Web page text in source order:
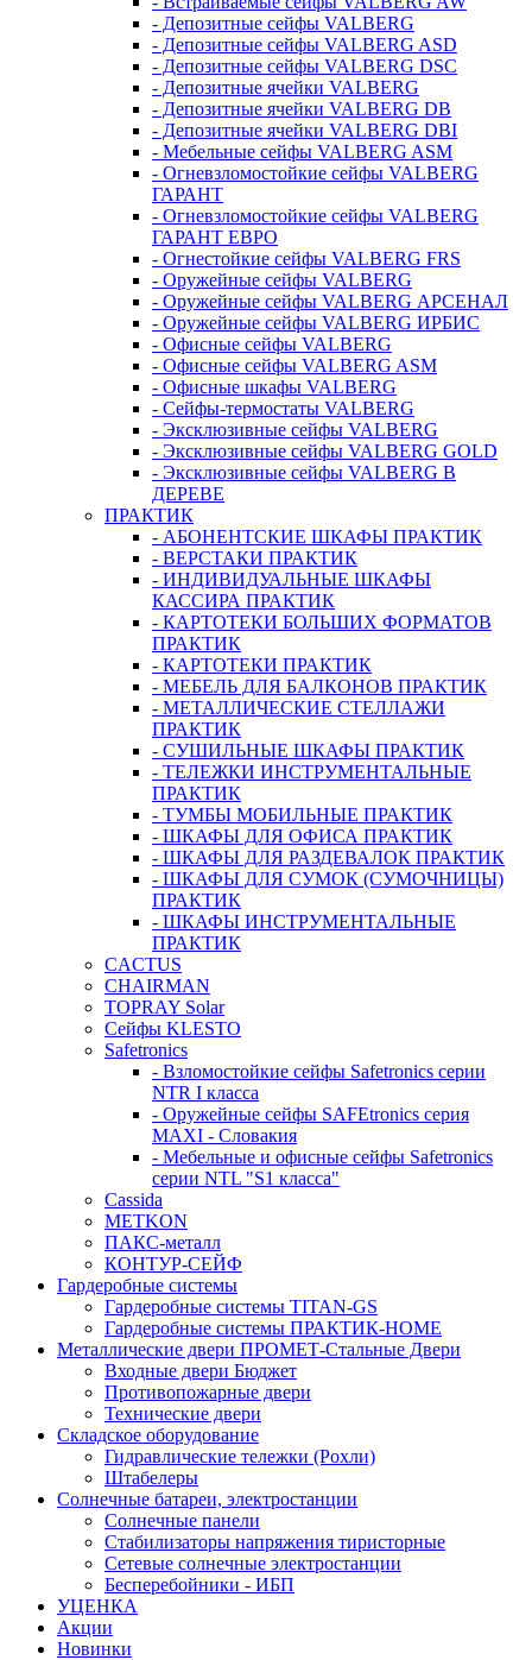
- Депозитные сейфы VALBERG
- Депозитные сейфы VALBERG ASD
- Депозитные сейфы VALBERG DSC
- Депозитные ячейки VALBERG
- Депозитные ячейки VALBERG DB
- Депозитные ячейки VALBERG DBI
- Мебельные сейфы VALBERG ASM
- Огневзломостойкие сейфы VALBERG
ГАРАНТ
- Огневзломостойкие сейфы VALBERG
ГАРАНТ ЕВРО
- Огнестойкие сейфы VALBERG FRS
- Оружейные сейфы VALBERG
- Оружейные сейфы VALBERG АРСЕНАЛ
- Оружейные сейфы VALBERG ИРБИС
- Офисные сейфы VALBERG
- Офисные сейфы VALBERG ASM
- Офисные шкафы VALBERG
- Сейфы-термостаты VALBERG
- Эксклюзивные сейфы VALBERG
- Эксклюзивные сейфы VALBERG GOLD
- Эксклюзивные сейфы VALBERG В
ДЕРЕВЕ
ПРАКТИК
- АБОНЕНТСКИЕ ШКАФЫ ПРАКТИК
- ВЕРСТАКИ ПРАКТИК
- ИНДИВИДУАЛЬНЫЕ ШКАФЫ
КАССИРА ПРАКТИК
- КАРТОТЕКИ БОЛЬШИХ ФОРМАТОВ
ПРАКТИК
- КАРТОТЕКИ ПРАКТИК
- МЕБЕЛЬ ДЛЯ БАЛКОНОВ ПРАКТИК
- МЕТАЛЛИЧЕСКИЕ СТЕЛЛАЖИ
ПРАКТИК
- СУШИЛЬНЫЕ ШКАФЫ ПРАКТИК
- ТЕЛЕЖКИ ИНСТРУМЕНТАЛЬНЫЕ
ПРАКТИК
- ТУМБЫ МОБИЛЬНЫЕ ПРАКТИК
- ШКАФЫ ДЛЯ ОФИСА ПРАКТИК
- ШКАФЫ ДЛЯ РАЗДЕВАЛОК ПРАКТИК
- ШКАФЫ ДЛЯ СУМОК (СУМОЧНИЦЫ)
ПРАКТИК
- ШКАФЫ ИНСТРУМЕНТАЛЬНЫЕ
ПРАКТИК
CACTUS
CHAIRMAN
TOPRAY Solar
Сейфы KLESTO
Safetronics
- Взломостойкие сейфы Safetronics серии
NTR I класса
- Оружейные сейфы SAFEtronics серия
MAXI - Словакия
- Мебельные и офисные сейфы Safetronics
серии NTL "S1 класса"
Cassida
METKON
ПАКС-металл
КОНТУР-СЕЙФ
Гардеробные системы
Гардеробные системы TITAN-GS
Гардеробные системы ПРАКТИК-HOME
Металлические двери ПРОМЕТ-Стальные Двери
Входные двери Бюджет
Противопожарные двери
Технические двери
Складское оборудование
Гидравлические тележки (Рохли)
Штабелеры
Солнечные батареи, электростанции
Солнечные панели
Стабилизаторы напряжения тиристорные
Сетевые солнечные электростанции
Бесперебойники - ИБП
УЦЕНКА
Акции
Новинки